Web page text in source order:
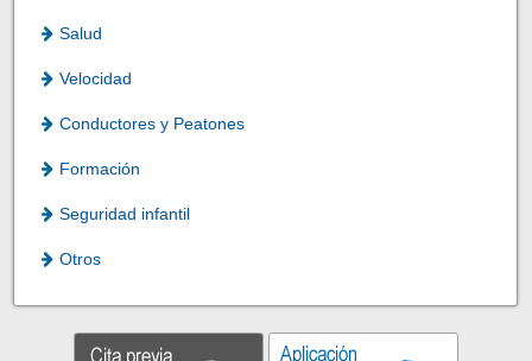
Salud
Velocidad
Conductores y Peatones
Formación
Seguridad infantil
Otros